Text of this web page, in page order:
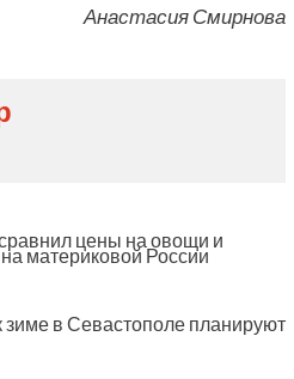
Анастасия Смирнова
цены на овощи и
материковой России
в Севастополе планируют